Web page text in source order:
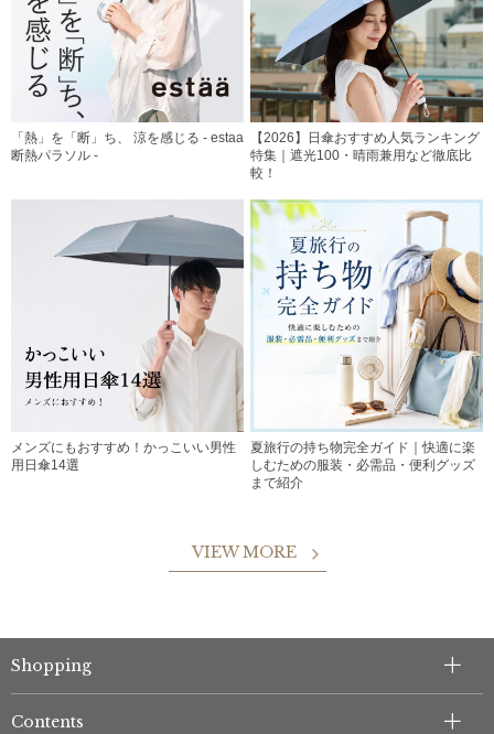
「熱」を「断」ち、 涼を感じる - estaa
断熱パラソル -
【2026】日傘おすすめ人気ランキング
特集｜遮光100・晴雨兼用など徹底比
較！
メンズにもおすすめ！かっこいい男性
用日傘14選
夏旅行の持ち物完全ガイド｜快適に楽
しむための服装・必需品・便利グッズ
まで紹介
VIEW MORE
Shopping
Contents